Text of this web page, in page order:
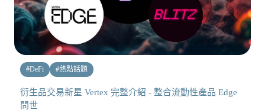
#DeFi #熱點話題
衍生品交易新星 Vertex 完整介紹 - 整合流動性產品 Edge
問世